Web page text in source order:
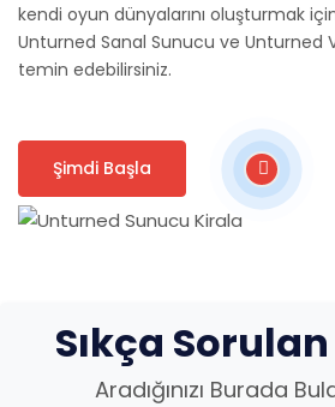
kendi oyun dünyalarını oluşturmak
Unturned Sanal Sunucu ve Unturned
temin edebilirsiniz.
Şimdi Başla
Sıkça
Aradığınızı Burada